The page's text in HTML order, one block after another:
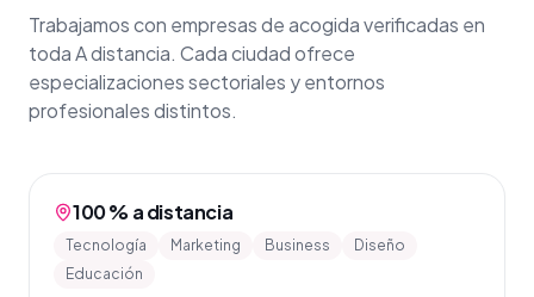
Trabajamos con empresas de acogida verificadas en
toda A distancia. Cada ciudad ofrece
especializaciones sectoriales y entornos
profesionales distintos.
100 % a distancia
Tecnología Marketing Business
Diseño
Educación